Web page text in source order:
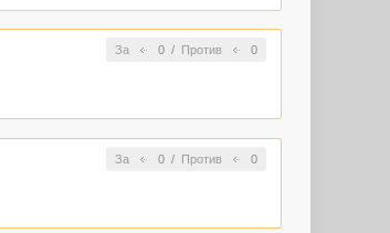
За 0/ Против 0
За 0/ Против 0